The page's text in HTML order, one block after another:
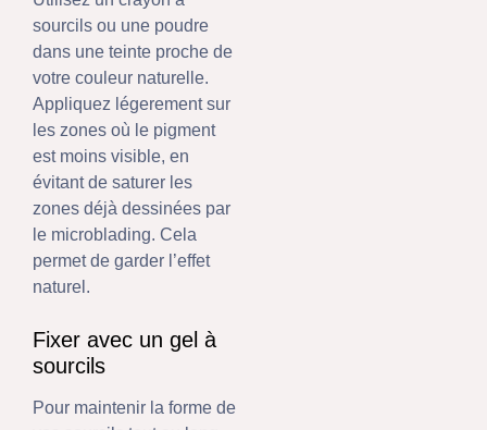
sourcils ou une poudre
dans une teinte proche de
votre couleur naturelle.
Appliquez légerement sur
les zones où le pigment
est moins visible, en
évitant de saturer les
zones déjà dessinées par
le microblading. Cela
permet de garder l’effet
naturel.
Fixer avec un gel à
sourcils
Pour maintenir la forme de